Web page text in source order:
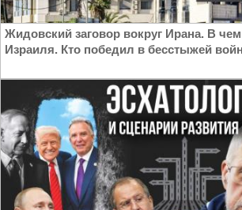
Жидовский заговор вокруг Ирана. В чем
Израиля. Кто победил в бесстыжей